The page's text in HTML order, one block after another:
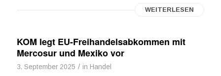
WEITERLESEN
KOM legt EU-Freihandelsabkommen mit
Mercosur und Mexiko vor
3. September 2025 / in Handel